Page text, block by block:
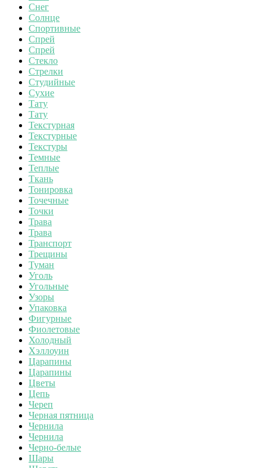
Снег
Солнце
Спортивные
Спрей
Спрей
Стекло
Стрелки
Студийные
Сухие
Тату
Тату
Текстурная
Текстурные
Текстуры
Темные
Теплые
Ткань
Тонировка
Точечные
Точки
Трава
Трава
Транспорт
Трещины
Туман
Уголь
Угольные
Узоры
Упаковка
Фигурные
Фиолетовые
Холодный
Хэллоуин
Царапины
Царапины
Цветы
Цепь
Череп
Черная пятница
Чернила
Чернила
Черно-белые
Шары